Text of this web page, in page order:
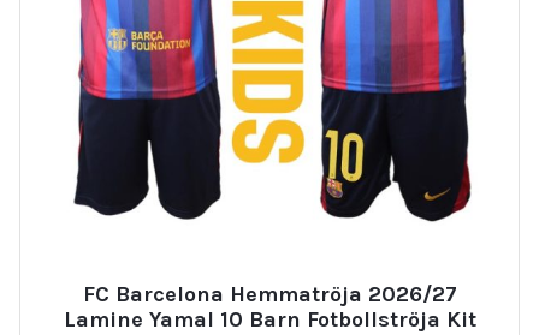
FC Barcelona Hemmatröja 2026/27
Lamine Yamal 10 Barn Fotbollströja Kit